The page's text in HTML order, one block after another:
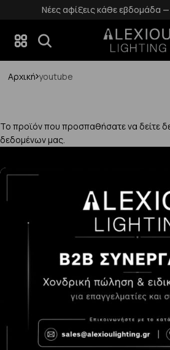
Νέες αφίξεις κάθε εβδομάδα
Αρχική youtube
Το προϊόν που προσπαθήσατε να δείτε
δεδομένων μας.
Κατάστημα Χαλάνδρι:Σαρανταπόρου
sales@alexioulighting.gr
210 283 0072
6983123181